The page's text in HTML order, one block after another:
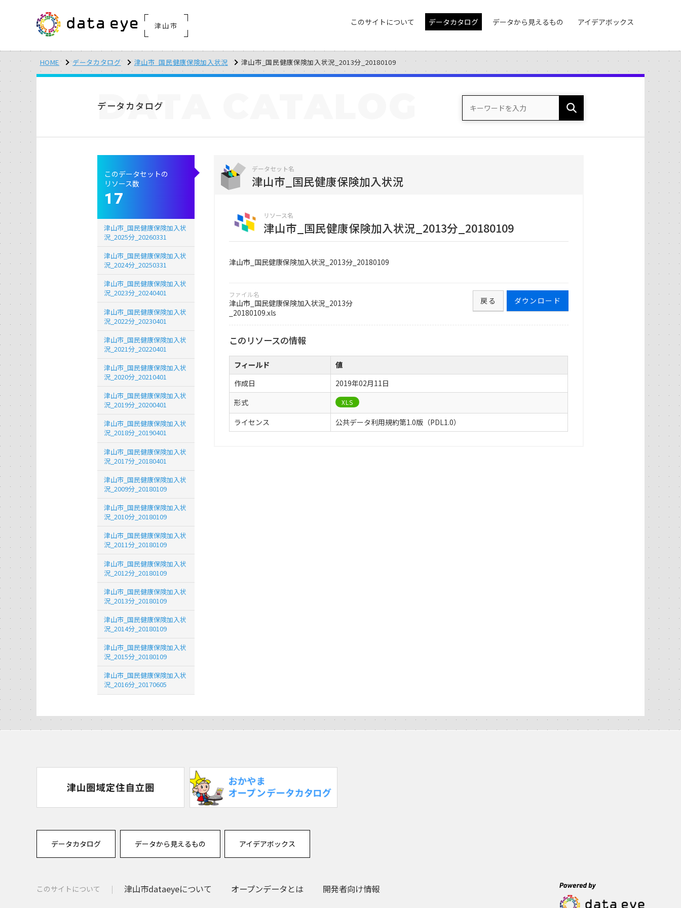
津山市 このサイトについて データカタログ データから見えるもの アイデアボックス
HOME データカタログ 津山市_国民健康保険加入状況 津山市_国民健康保険加入状況_2013分_20180109
データカタログ
DATA
データセット名
津山市_国民健康保険加入状況
リソース名
津山市_国民健康保険加入状況_2013分_20180109
津山市_国民健康保険加入状況_2013分_20180109
ファイル名
津山市_国民健康保険加入状況_2013分
_20180109.xls
ダウンロード
戻る
このリソースの情報
フィールド
値
作成日
2019年02月11日
形式
XLS
ライセンス 公共データ利用規約第1.0版（PDL1.0）
このデータセットの
リソース数
17
津山市_国民健康保険加入状
況_2025分_20260331
津山市_国民健康保険加入状
況_2024分_20250331
津山市_国民健康保険加入状
況_2023分_20240401
津山市_国民健康保険加入状
況_2022分_20230401
津山市_国民健康保険加入状
況_2021分_20220401
津山市_国民健康保険加入状
況_2020分_20210401
津山市_国民健康保険加入状
況_2019分_20200401
津山市_国民健康保険加入状
況_2018分_20190401
津山市_国民健康保険加入状
況_2017分_20180401
津山市_国民健康保険加入状
況_2009分_20180109
津山市_国民健康保険加入状
況_2010分_20180109
津山市_国民健康保険加入状
況_2011分_20180109
津山市_国民健康保険加入状
況_2012分_20180109
津山市_国民健康保険加入状
況_2013分_20180109
津山市_国民健康保険加入状
況_2014分_20180109
津山市_国民健康保険加入状
況_2015分_20180109
津山市_国民健康保険加入状
況_2016分_20170605
データカタログ データから見えるもの アイデアボックス
このサイトについて 津山市dataeyeについて オープンデータとは 開発者向け情報